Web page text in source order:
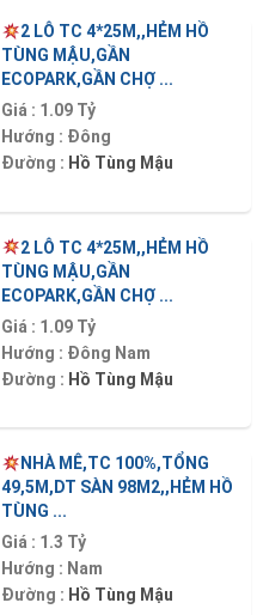
2 LÔ TC 4*25M,,HẺM HỒ
TÙNG MẬU,GẦN
ECOPARK,GẦN CHỢ ...
Giá : 1.09 Tỷ
Hướng : Đông
Đường : Hồ Tùng Mậu
2 LÔ TC 4*25M,,HẺM HỒ
TÙNG MẬU,GẦN
ECOPARK,GẦN CHỢ ...
Giá : 1.09 Tỷ
Hướng : Đông Nam
Đường : Hồ Tùng Mậu
NHÀ MÊ,TC 100%,TỔNG
49,5M,DT SÀN 98M2,,HẺM HỒ
TÙNG ...
Giá : 1.3 Tỷ
Hướng : Nam
Đường : Hồ Tùng Mậu